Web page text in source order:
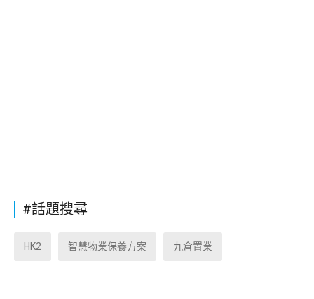
#話題搜尋
HK2 智慧物業保養方案 九倉置業